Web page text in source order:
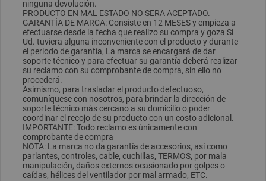
ninguna devolución.
PRODUCTO EN MAL ESTADO NO SERA ACEPTADO.
GARANTÍA DE MARCA: Consiste en 12 MESES y empieza a
efectuarse desde la fecha que realizo su compra y goza Si
Ud. tuviera alguna inconveniente con el producto y durante
el periodo de garantía, La marca se encargará de dar
soporte técnico y para efectuar su garantía deberá realizar
su reclamo con su comprobante de compra, sin ello no
procederá.
Asimismo, para trasladar el producto defectuoso,
comuníquese con nosotros, para brindar la dirección de
soporte técnico más cercano a su domicilio o poder
coordinar el recojo de su producto con un costo adicional.
IMPORTANTE: Todo reclamo es únicamente con
comprobante de compra
NOTA: La marca no da garantía de accesorios, así como
parlantes, controles, cable, cuchillas, TERMOS, por mala
manipulación, daños externos ocasionado por golpes o
caídas, hélices del ventilador por mal armado, ETC.